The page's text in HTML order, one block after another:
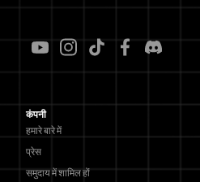
कंपनी
हमारे बारे में
प्रेस
समुदाय में शामिल हों